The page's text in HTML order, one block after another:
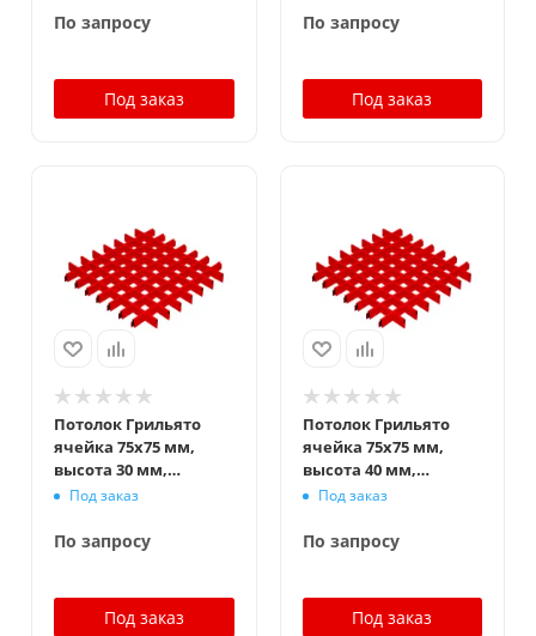
По запросу
Под заказ
По запросу
Под заказ
Потолок Грильято
ячейка 75x75 мм,
высота 30 мм,
ширина 10 мм,
Под заказ
По запросу
Под заказ
Потолок Грильято
ячейка 75x75 мм,
высота 40 мм,
ширина 10 мм,
Под заказ
По запросу
Под заказ